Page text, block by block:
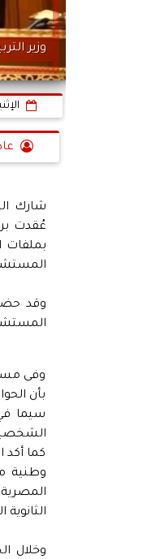
وزير
الإثنين، 11
شارك
عُقدت
بملفات
وقد حضر
وفى
بأن
سيما
كما أكد
وطنية
وخلال